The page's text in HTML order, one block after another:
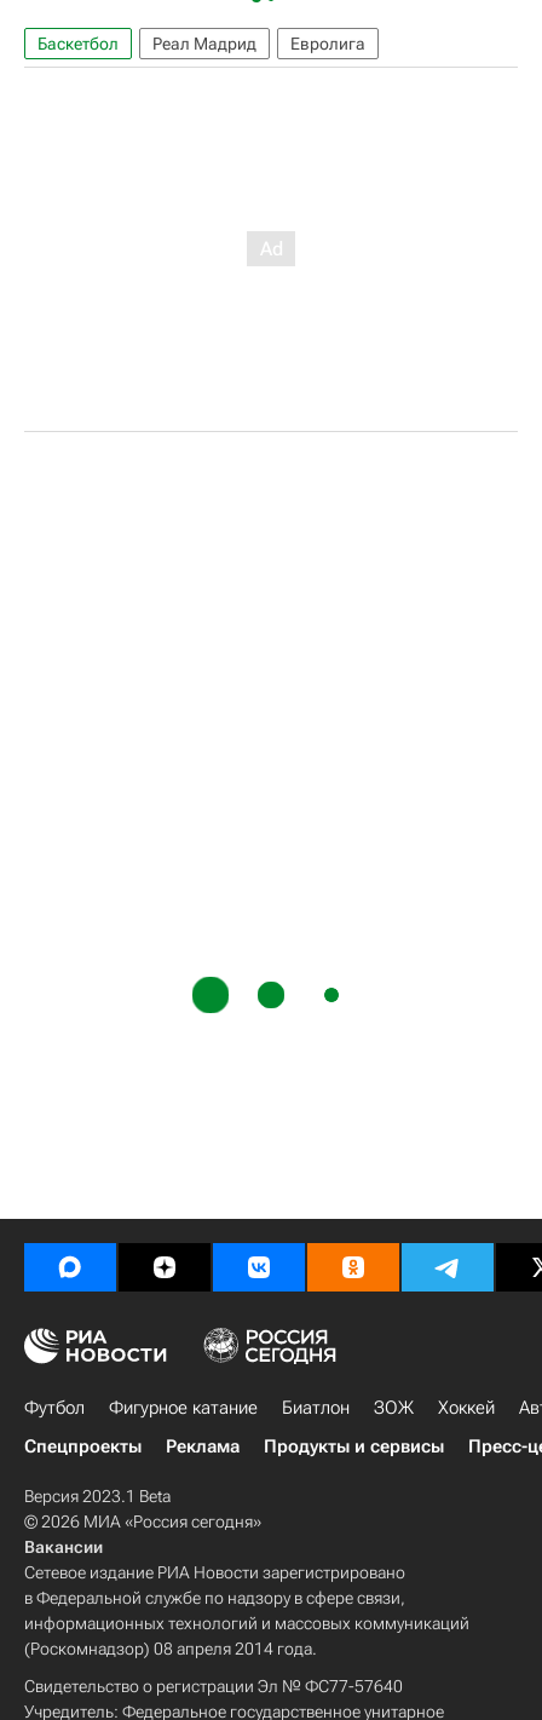
Баскетбол Реал Мадрид Евролига
Футбол Фигурное катание Биатлон ЗОЖ Хоккей
Спецпроекты
Реклама Продукты и сервисы Пресс-
Версия 2023.1 Beta
© 2026 МИА «Россия сегодня»
Вакансии
Сетевое издание РИА Новости зарегистрировано
в Федеральной службе по надзору в сфере связи,
информационных технологий и массовых коммуникаций
(Роскомнадзор) 08 апреля 2014 года.
Свидетельство о регистрации Эл № ФС77-57640
Учредитель: Федеральное государственное унитарное